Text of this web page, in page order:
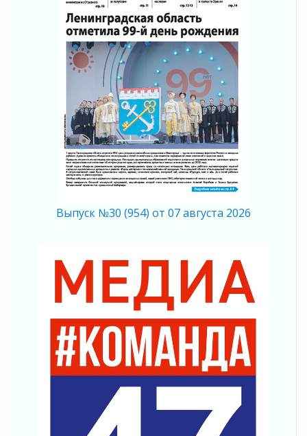
На лидирующих позициях
04 августа 2026
Итоги конкурса «Лучший работник
Кадрового центра – 2026» подведены!
04 августа 2026
Ставка на дисциплину на перекрестках
04 августа 2026
В Ленобласти растет потребление
мобильного трафика
04 августа 2026
Полумрак бьёт по карману
04 августа 2026
04 августа 2026
Регион готовится к выборам
04 августа 2026
Никакого принуждения, только письменное
04 августа 2026
Без риска для здоровья и кошелька
04 августа 2026
Важная информация
Что делать со сбережениями
Выпуск №30 (954) от 07 августа 2026